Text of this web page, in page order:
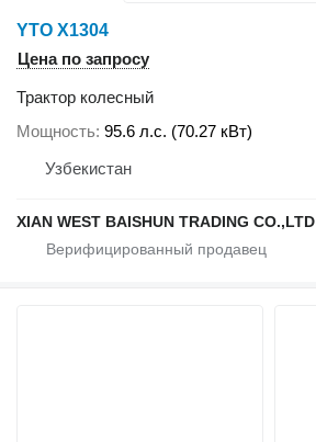
YTO X1304
Цена по запросу
Трактор колесный
Мощность 95.6 л.с. (70.27 кВт)
Узбекистан
XIAN WEST BAISHUN TRADING CO.,LTD